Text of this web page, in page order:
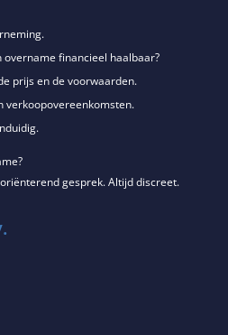
overname financieel haalbaar?
prijs en de voorwaarden.
verkoopovereenkomsten.
gesprek. Altijd discreet.